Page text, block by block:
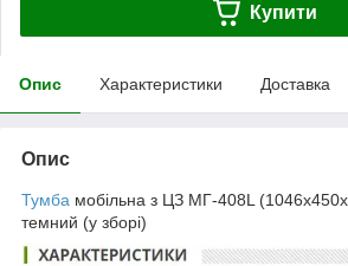
Купити
Опис Характеристики Доставка
Опис
Тумба мобільна з ЦЗ МГ-408L
темний (у зборі)